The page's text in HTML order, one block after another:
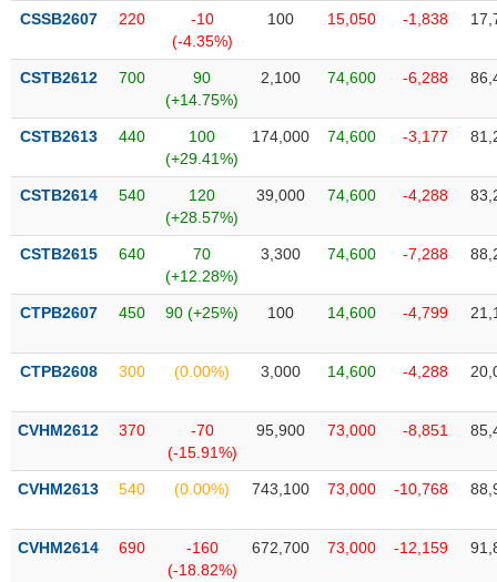
CSSB2607 220
-10
(-4.35%)
100 15,050 -1,838
CSTB2612 700
90
(+14.75%)
2,100 74,600 -6,288
CSTB2613 440
100
(+29.41%)
174,000 74,600 -3,177
CSTB2614 540
120
(+28.57%)
39,000 74,600 -4,288
CSTB2615 640
70
(+12.28%)
3,300 74,600 -7,288
CTPB2607 450 90 (+25%) 100 14,600 -4,799
CTPB2608 300 (0.00%) 3,000 14,600 -4,288
CVHM2612 370
-70
(-15.91%)
95,900 73,000 -8,851
CVHM2613 540 (0.00%) 743,100 73,000 -10,768
CVHM2614 690
-160
(-18.82%)
672,700 73,000 -12,159
tức
(-)
của
(-)
Báo
phân
tích
ngữ
(-)
Dịch